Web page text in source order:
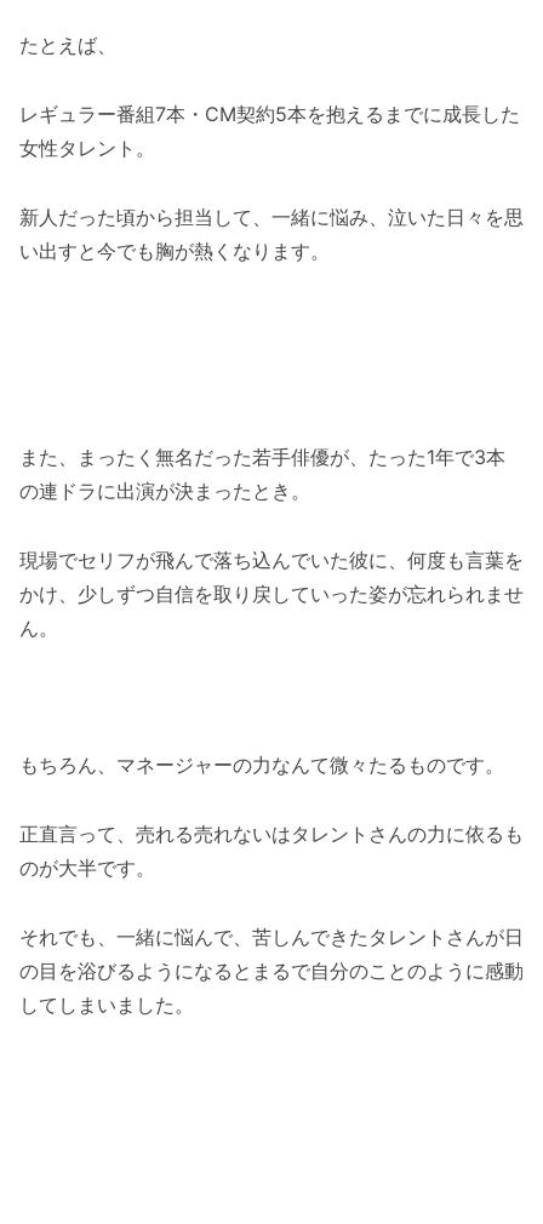
たとえば、
レギュラー番組7本・CM契約5本を抱えるまでに成長した
女性タレント。
新人だった頃から担当して、一緒に悩み、泣いた日々を思
い出すと今でも胸が熱くなります。
また、まったく無名だった若手俳優が、たった1年で3本
の連ドラに出演が決まったとき。
現場でセリフが飛んで落ち込んでいた彼に、何度も言葉を
かけ、少しずつ自信を取り戻していった姿が忘れられませ
ん。
もちろん、マネージャーの力なんて微々たるものです。
正直言って、売れる売れないはタレントさんの力に依るも
のが大半です。
それでも、一緒に悩んで、苦しんできたタレントさんが日
の目を浴びるようになるとまるで自分のことのように感動
してしまいました。